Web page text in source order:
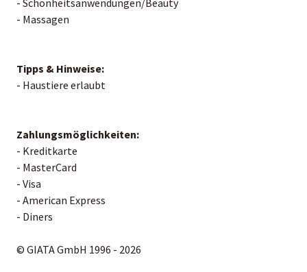
- Massagen
Tipps & Hinweise:
- Haustiere erlaubt
Zahlungsmöglichkeiten:
- Kreditkarte
- MasterCard
- Visa
- American Express
- Diners
© GIATA GmbH 1996 - 2026